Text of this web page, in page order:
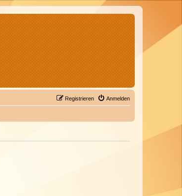
Anmelden
Registrieren